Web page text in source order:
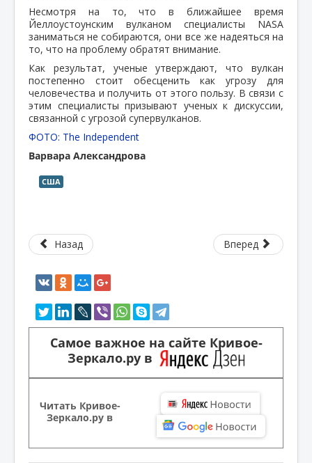
Несмотря на то, что в ближайшее время
Йеллоустоунским вулканом специалисты NASA
заниматься не собираются, они все же надеяться на
то, что на проблему обратят внимание.
Как результат, ученые утверждают, что вулкан
постепенно стоит обесценить как угрозу для
человечества и получить от этого пользу. В связи с
этим специалисты призывают ученых к дискуссии,
связанной с угрозой супервулканов.
ФОТО: The Independent
Варвара Александрова
США
Назад Вперед
Самое важное на сайте Кривое-
Зеркало.ру в
Читать Кривое-
Зеркало.ру в